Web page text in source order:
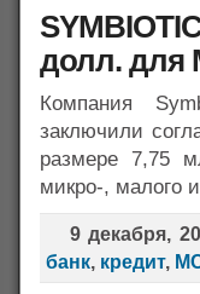
долл. для
Компания
заключили
размере 7,75
микро-, малого
9 декабря,
банк, кредит,